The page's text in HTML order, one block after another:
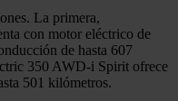
La primera,
con motor eléctrico de
de hasta 607
350 AWD-i Spirit ofrece
501 kilómetros.